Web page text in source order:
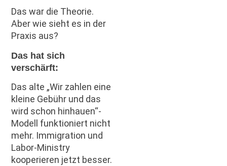
Das war die Theorie.
Aber wie sieht es in der
Praxis aus?
Das hat sich
verschärft:
Das alte „Wir zahlen eine
kleine Gebühr und das
wird schon hinhauen“-
Modell funktioniert nicht
mehr. Immigration und
Labor-Ministry
kooperieren jetzt besser.